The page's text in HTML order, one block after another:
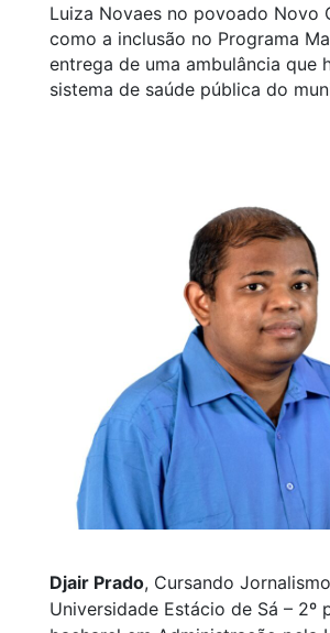
Luiza Novaes no povoado Novo
como a inclusão no Programa
entrega de uma ambulância que
sistema de saúde pública do
Djair Prado, Cursando
Universidade Estácio de Sá – 2º